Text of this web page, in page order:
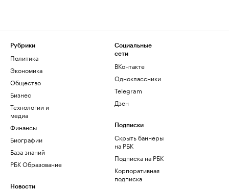
Рубрики
Политика
Экономика
Общество
Бизнес
Технологии и
медиа
Финансы
Биографии
База знаний
РБК Образование
Новости
Социальные
сети
ВКонтакте
Одноклассники
Telegram
Дзен
Подписки
Скрыть баннеры
на РБК
Подписка на РБК
Корпоративная
подписка